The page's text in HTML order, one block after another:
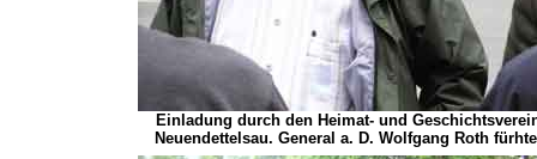
Einladung durch den Heimat- und
Neuendettelsau. General a. D. Wolfgang Roth